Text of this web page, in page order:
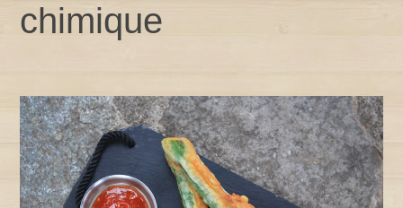
chimique